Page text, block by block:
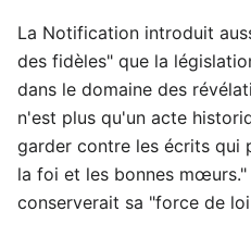
La Notification introduit
des fidèles" que la
dans le domaine des
n'est plus qu'un acte
garder contre les écrits qui
la foi et les bonnes
conserverait sa "force de